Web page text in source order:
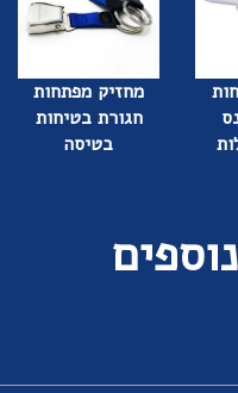
מחזיק מפתחות
חגורת בטיחות
בטיסה